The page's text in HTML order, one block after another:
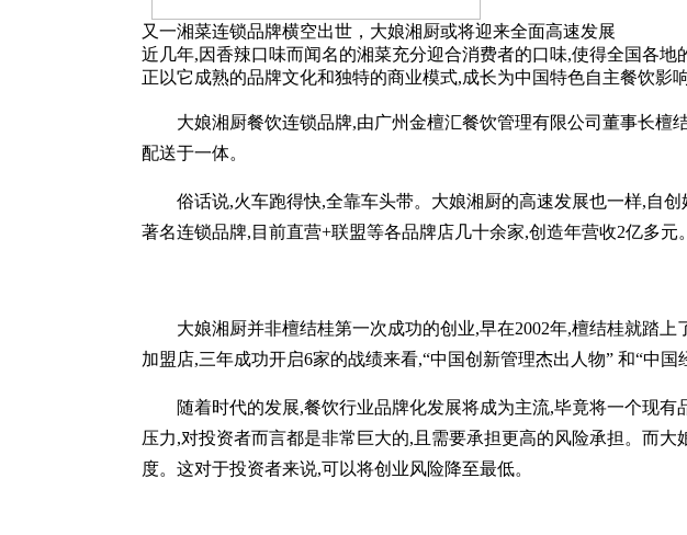
又一湘菜连锁品牌横空出世，大
近几年,因香辣口味而闻名的湘菜充分迎合消费者的口味,使得全国各
正以它成熟的品牌文化和独特的商业模式,成长为中国特色自主餐饮影响
大娘湘厨餐饮连锁品牌,由广州金檀汇餐饮管理有限公司董事长檀结
配送于一体。
俗话说,火车跑得快,全靠车头带。大娘湘厨的高速发展也一样,自创
著名连锁品牌,目前直营+联盟等各品牌店几十余家,创造年营收2亿多元。
大娘湘厨并非檀结桂第一次成功的创业,早在2002年,檀结桂就踏上
加盟店,三年成功开启6家的战绩来看,“中国创新管理杰出人物” 和“中
随着时代的发展,餐饮行业品牌化发展将成为主流,毕竟将一个现有
压力,对投资者而言都是非常巨大的,且需要承担更高的风险承担。而
度。这对于投资者来说,可以将创业风险降至最低。